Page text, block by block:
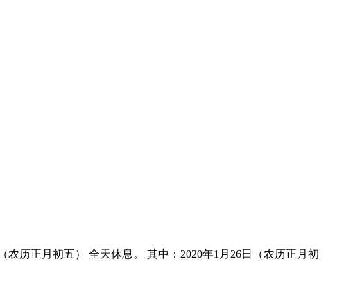
历正月初五） 全天休息。 其中：2020年1月26日（农历正月初